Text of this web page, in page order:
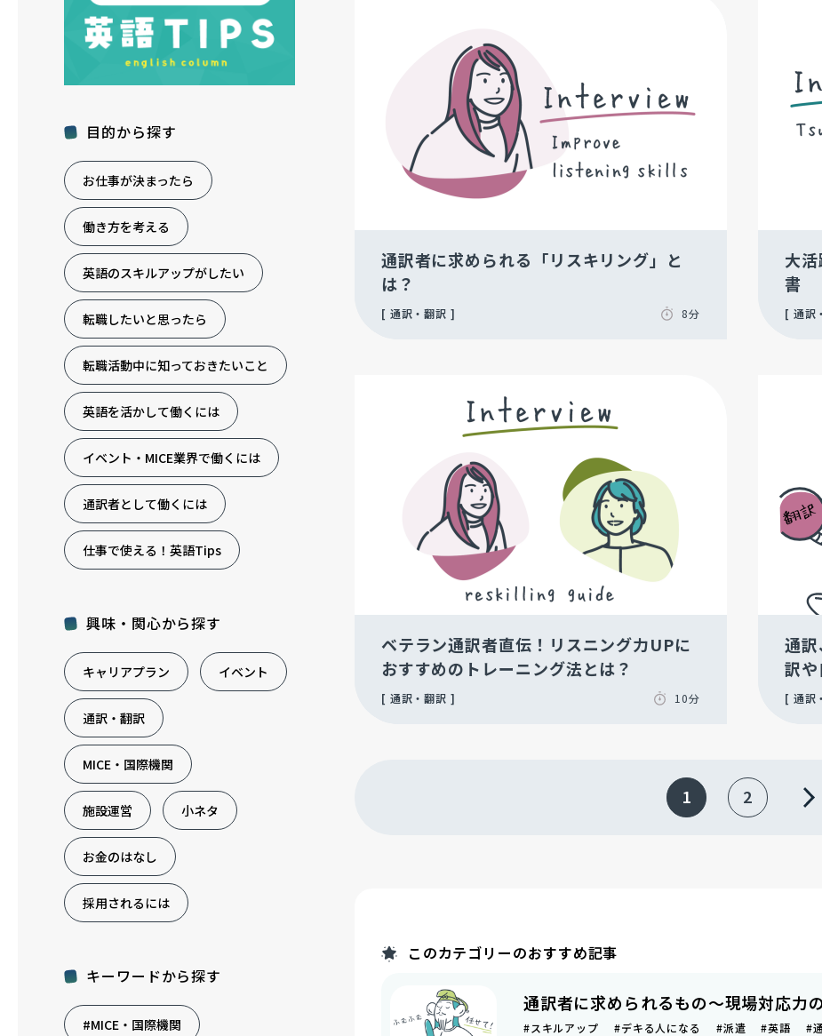
目的から探す
お仕事が決まったら
働き方を考える
英語のスキルアップがしたい
転職したいと思ったら
転職活動中に知っておきたいこと
英語を活かして働くには
イベント・MICE業界で働くには
通訳者として働くには
仕事で使える！英語Tips
興味・関心から探す
キャリアプラン イベント
通訳・翻訳
MICE・国際機関
施設運営 小ネタ
お金のはなし
採用されるには
キーワードから探す
#MICE・国際機関
通訳者に求められる「リスキリング」と
は？
通訳・翻訳 8分
大
書
通訳
ベテラン通訳者直伝！リスニング力UPに
おすすめのトレーニング法とは？
通訳・翻訳 10分
通
訳
通訳
1 2
このカテゴリーのおすすめ記事
通訳者に求められるもの～現場対応力
#スキルアップ #デキる人になる #派遣 #英語 #